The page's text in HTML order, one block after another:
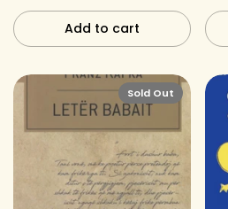
Add to cart
Sold Out